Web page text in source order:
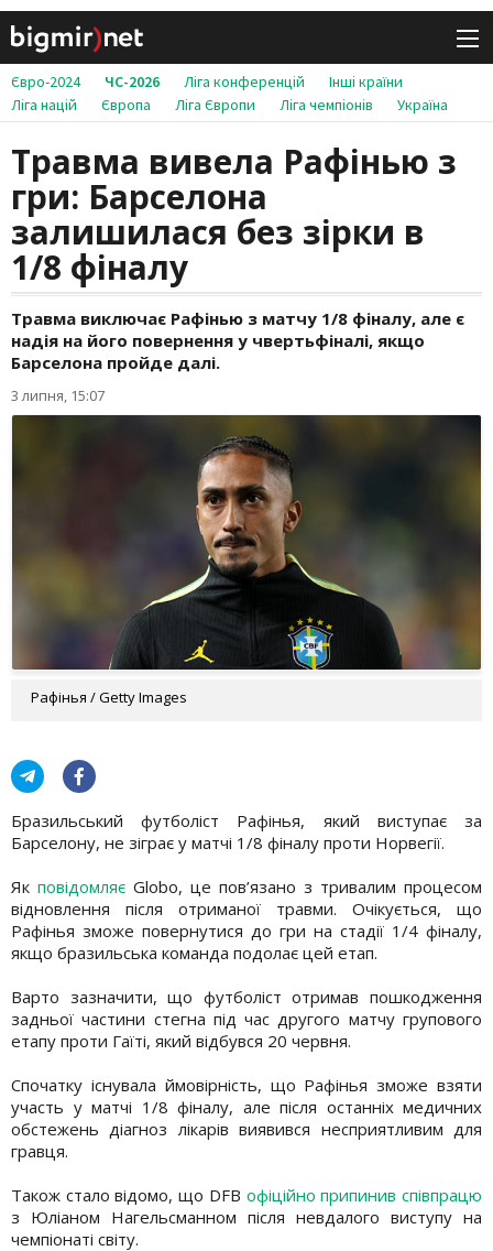
Євро-2024 ЧС-2026 Ліга конференцій
Інші країни
Ліга націй
Європа Ліга Європи Ліга чемпіонів Україна
Травма вивела Рафінью з
гри: Барселона
залишилася без зірки в
1/8 фіналу
Травма виключає Рафінью з матчу 1/8 фіналу, але є
надія на його повернення у чвертьфіналі, якщо
Барселона пройде далі.
3 липня, 15:07
Рафінья / Getty Images
Бразильський футболіст Рафінья, який виступає за
Барселону, не зіграє у матчі 1/8 фіналу проти Норвегії.
Як повідомляє Globo, це пов’язано з тривалим процесом
відновлення після отриманої травми. Очікується, що
Рафінья зможе повернутися до гри на стадії 1/4 фіналу,
якщо бразильська команда подолає цей етап.
Варто зазначити, що футболіст отримав пошкодження
задньої частини стегна під час другого матчу групового
етапу проти Гаїті, який відбувся 20 червня.
Спочатку існувала ймовірність, що Рафінья зможе взяти
участь у матчі 1/8 фіналу, але після останніх медичних
обстежень діагноз лікарів виявився несприятливим для
гравця.
Також стало відомо, що DFB офіційно припинив співпрацю
з Юліаном Нагельсманном після невдалого виступу на
чемпіонаті світу.